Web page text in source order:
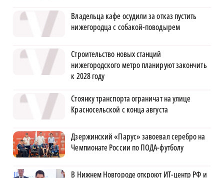
Владельца кафе осудили за отказ пустить
нижегородца с собакой-поводырем
Строительство новых станций
нижегородского метро планируют закончить
к 2028 году
Стоянку транспорта ограничат на улице
Красносельской с конца августа
Дзержинский «Парус» завоевал серебро на
Чемпионате России по ПОДА-футболу
В Нижнем Новгороде откроют ИТ-центр РФ и